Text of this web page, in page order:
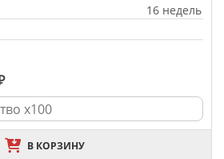
16 недель
В КОРЗИНУ